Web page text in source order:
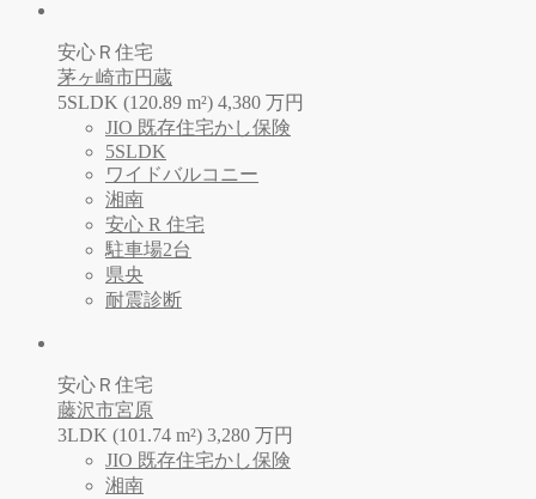
安心Ｒ住宅
茅ヶ崎市円蔵
5SLDK (120.89 m²) 4,380 万円
JIO 既存住宅かし保険
5SLDK
ワイドバルコニー
湘南
安心 R 住宅
駐車場2台
県央
耐震診断
安心Ｒ住宅
藤沢市宮原
3LDK (101.74 m²) 3,280 万円
JIO 既存住宅かし保険
湘南